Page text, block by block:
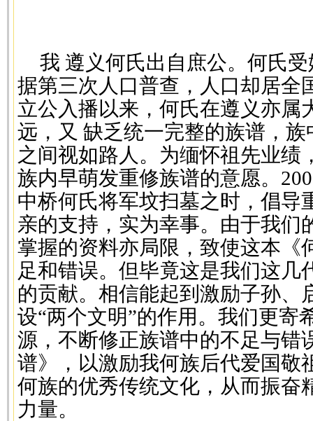
我 遵义何氏出自庶公。何氏
据第三次人口普查，人口却居全
立公入播以来，何氏在遵义亦属
远，又 缺乏统一完整的族谱，
之间视如路人。为缅怀祖先业绩
族内早萌发重修族谱的意愿。
中桥何氏将军坟扫墓之时，倡导
亲的支持，实为幸事。由于我们
掌握的资料亦局限，致使这本《
足和错误。但毕竟这是我们这几
的贡献。相信能起到激励子孙、
设“两个文明”的作用。我们更寄
源，不断修正族谱中的不足与错
谱》，以激励我何族后代爱国敬
何族的优秀传统文化，从而振奋
力量。